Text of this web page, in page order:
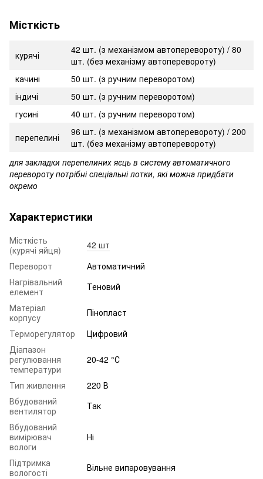
Місткість
курячі
42 шт. (з механізмом автоперевороту) / 80
шт. (без механізму автоперевороту)
качині
50 шт. (з ручним переворотом)
індичі
50 шт. (з ручним переворотом)
гусині
40 шт. (з ручним переворотом)
перепелині
96 шт. (з механізмом автоперевороту) / 200
шт. (без механізму автоперевороту)
для закладки перепелиних яєць в систему автоматичного
перевороту потрібні спеціальні лотки, які можна придбати
окремо
Характеристики
Місткість
(курячі яйця)
42 шт
Переворот
Автоматичний
Нагрівальний
елемент
Теновий
Матеріал
корпусу
Пінопласт
Терморегулятор
Цифровий
Діапазон
регулювання
температури
20-42 °С
Тип живлення
220 В
Вбудований
вентилятор
Так
Вбудований
вимірювач
вологи
Ні
Підтримка
вологості
Вільне випаровування